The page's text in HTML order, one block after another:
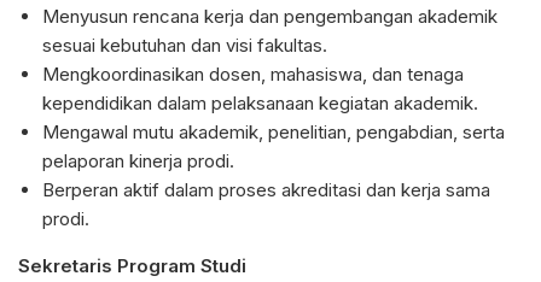
Menyusun rencana kerja dan pengembangan akademik
sesuai kebutuhan dan visi fakultas.
Mengkoordinasikan dosen, mahasiswa, dan tenaga
kependidikan dalam pelaksanaan kegiatan akademik.
Mengawal mutu akademik, penelitian, pengabdian, serta
pelaporan kinerja prodi.
Berperan aktif dalam proses akreditasi dan kerja sama
prodi.
Sekretaris Program Studi